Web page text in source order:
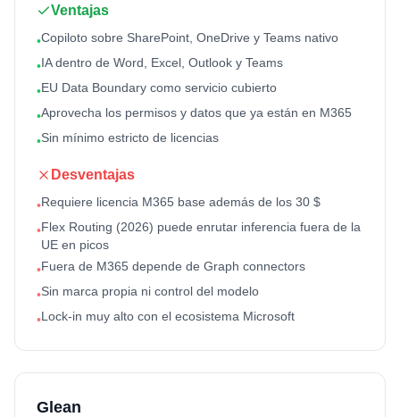
Ventajas
•Copiloto sobre SharePoint, OneDrive y Teams nativo
•IA dentro de Word, Excel, Outlook y Teams
•EU Data Boundary como servicio cubierto
•Aprovecha los permisos y datos que ya están en M365
•Sin mínimo estricto de licencias
Desventajas
•Requiere licencia M365 base además de los 30 $
•Flex Routing (2026) puede enrutar inferencia fuera de la
UE en picos
•Fuera de M365 depende de Graph connectors
•Sin marca propia ni control del modelo
•Lock-in muy alto con el ecosistema Microsoft
Glean